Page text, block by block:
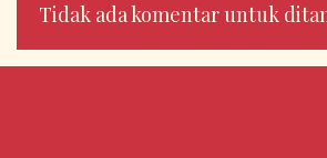
Tidak ada komentar untuk